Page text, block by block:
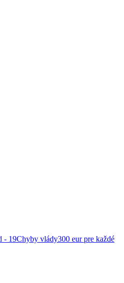
- 19Chyby vlády300 eur pre každé